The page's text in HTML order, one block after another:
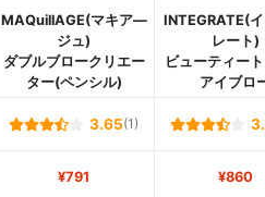
MAQuillAGE(マキア―
ジュ)
ダブルブロークリエー
ター(ペンシル)
INTEGRATE(
レート)
ビューティー
アイブロ
3.65(1)
¥791 ¥860